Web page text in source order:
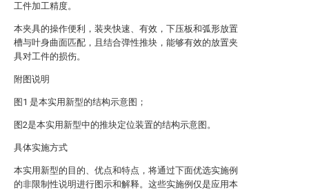
工件加工精度。
本夹具的操作便利，装夹快速、有效，下压板和弧形放置
槽与叶身曲面匹配，且结合弹性推块，能够有效的放置夹
具对工件的损伤。
附图说明
图1 是本实用新型的结构示意图；
图2是本实用新型中的推块定位装置的结构示意图。
具体实施方式
本实用新型的目的、优点和特点，将通过下面优选实施例
的非限制性说明进行图示和解释。这些实施例仅是应用本